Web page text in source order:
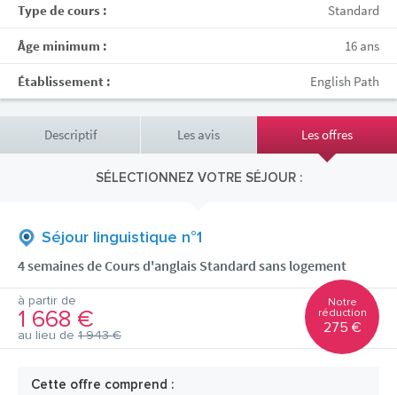
Type de cours : Standard
Âge minimum : 16 ans
Établissement : English Path
Descriptif Les avis Les offres
SÉLECTIONNEZ VOTRE SÉJOUR :
Séjour linguistique n°1
4 semaines de Cours d'anglais Standard sans logement
à partir de
1 668 €
au lieu de 1 943 €
Notre
réduction
275 €
Cette offre comprend :